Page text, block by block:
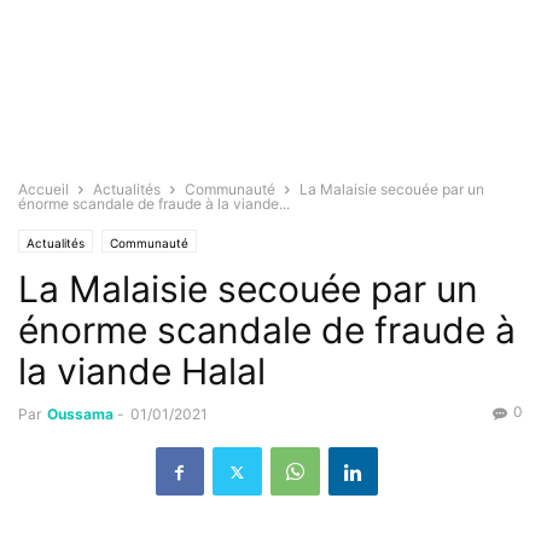
Accueil Actualités Communauté
La Malaisie secouée par un
énorme scandale de fraude à la viande...
Actualités Communauté
La Malaisie secouée par un
énorme scandale de fraude à
la viande Halal
Par Oussama - 01/01/2021 0